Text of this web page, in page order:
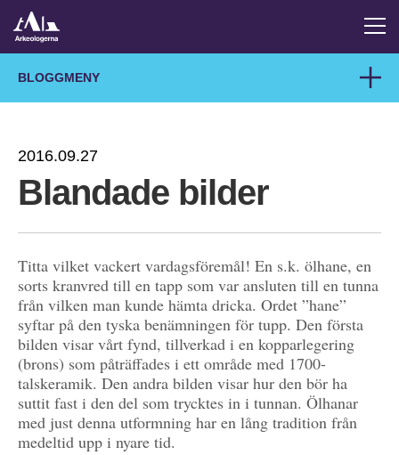
BLOGGMENY
2016.09.27
Blandade bilder
Titta vilket vackert vardagsföremål! En s.k. ölhane, en
sorts kranvred till en tapp som var ansluten till en tunna
från vilken man kunde hämta dricka. Ordet ”hane”
syftar på den tyska benämningen för tupp. Den första
bilden visar vårt fynd, tillverkad i en kopparlegering
(brons) som påträffades i ett område med 1700-
talskeramik. Den andra bilden visar hur den bör ha
suttit fast i den del som trycktes in i tunnan. Ölhanar
med just denna utformning har en lång tradition från
medeltid upp i nyare tid.